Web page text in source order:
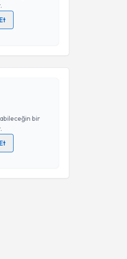
Metni
bir
randevu takvimi
almanız için bir
Metni